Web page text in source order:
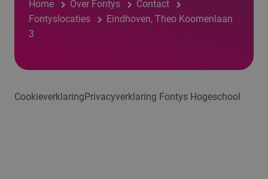
Home Over Fontys
Contact
Fontyslocaties
Eindhoven, Theo Koomenlaan
3
CookieverklaringPrivacyverklaring Fontys Hogeschool